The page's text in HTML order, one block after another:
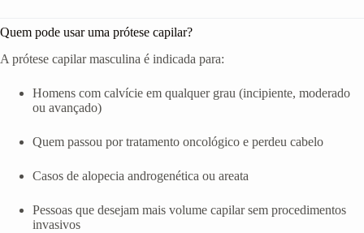
Quem pode usar uma prótese capilar?
A prótese capilar masculina é indicada para:
Homens com calvície em qualquer grau (incipiente, moderado
ou avançado)
Quem passou por tratamento oncológico e perdeu cabelo
Casos de alopecia androgenética ou areata
Pessoas que desejam mais volume capilar sem procedimentos
invasivos